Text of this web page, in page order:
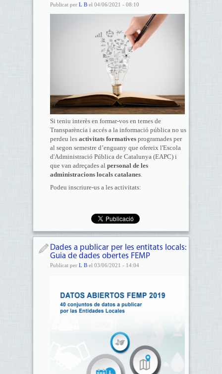
Publicat per L Bel 04/06/2021 - 08:10
Si teniu interès en formar-vos en temes de
Transparència i accés a la informació pública no us
perdeu les activitats formativesprogramades per
al segon semestre d’enguany que ofereix l'Escola
d'Administració Pública de Catalunya (EAPC) i
que van adreçades al personal de les
administracions locals catalanes.
Podeu inscriure-us a les activitats:
Dades a publicar per les entitats locals:
Guia de dades obertes FEMP
Publicat per L Bel 03/06/2021 - 14:04